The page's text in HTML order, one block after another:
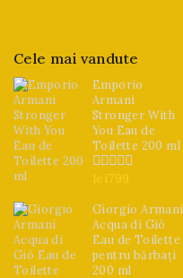
Cele mai vandute
Emporio
Armani
Stronger With
You Eau de
Toilette 200 ml
0
5
lei799
Giorgio Armani
Acqua di Giò
Eau de Toilette
pentru bărbați
200 ml